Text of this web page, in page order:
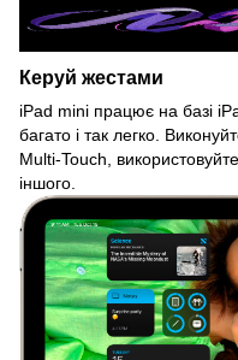
Керуй жестами
iPad mini працює на базі
багато і так легко.
Multi-Touch,
іншого.